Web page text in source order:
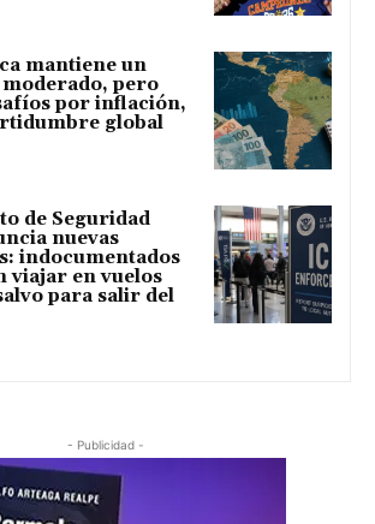
mantiene un
pero
por inflación,
global
de Seguridad
nuevas
indocumentados
viajar en vuelos
para salir del
- Publicidad -